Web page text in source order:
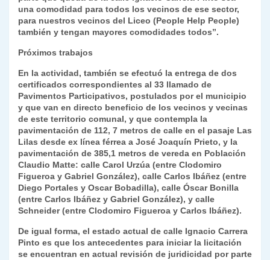
una comodidad para todos los vecinos de ese sector,
para nuestros vecinos del Liceo (People Help People)
también y tengan mayores comodidades todos”.
Próximos trabajos
En la actividad, también se efectuó la entrega de dos
certificados correspondientes al 33 llamado de
Pavimentos Participativos, postulados por el municipio
y que van en directo beneficio de los vecinos y vecinas
de este territorio comunal, y que contempla la
pavimentación de 112, 7 metros de calle en el pasaje Las
Lilas desde ex línea férrea a José Joaquín Prieto, y la
pavimentación de 385,1 metros de vereda en Población
Claudio Matte: calle Carol Urzúa (entre Clodomiro
Figueroa y Gabriel González), calle Carlos Ibáñez (entre
Diego Portales y Oscar Bobadilla), calle Óscar Bonilla
(entre Carlos Ibáñez y Gabriel González), y calle
Schneider (entre Clodomiro Figueroa y Carlos Ibáñez).
De igual forma, el estado actual de calle Ignacio Carrera
Pinto es que los antecedentes para iniciar la licitación
se encuentran en actual revisión de juridicidad por parte